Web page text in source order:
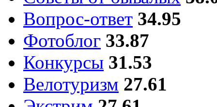
Вопрос-ответ 34.95
Фотоблог 33.87
Конкурсы 31.53
Велотуризм 27.61